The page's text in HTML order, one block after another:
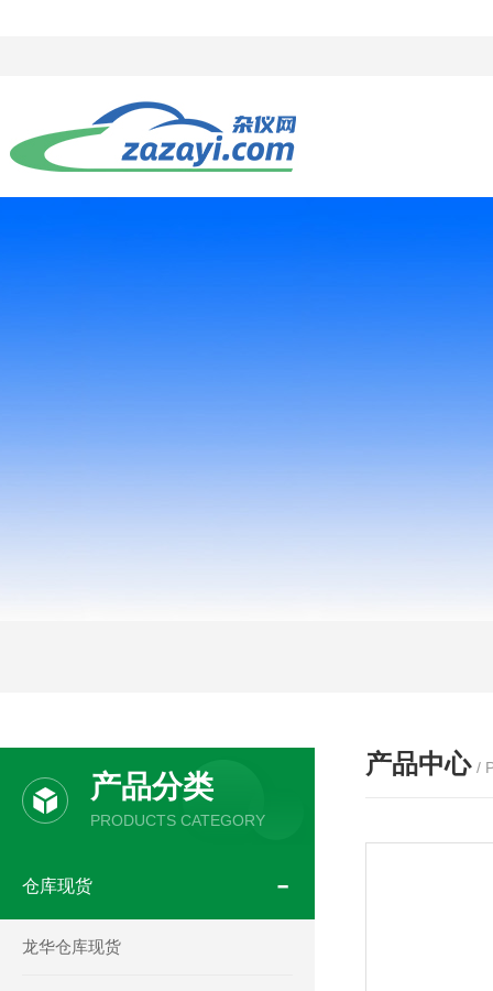
产品中心 /
产品分类
PRODUCTS CATEGORY
仓库现货
龙华仓库现货